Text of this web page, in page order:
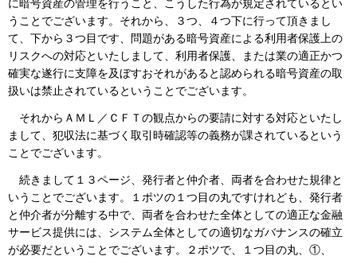
に暗号資産の管理を行うこと、こうした行為が規定されているとい
うことでございます。それから、３つ、４つ下に行って頂きまし
て、下から３つ目です、問題がある暗号資産による利用者保護上の
リスクへの対応といたしまして、利用者保護、または業の適正かつ
確実な遂行に支障を及ぼすおそれがあると認められる暗号資産の取
扱いは禁止されているということでございます。
それからＡＭＬ／ＣＦＴの観点からの要請に対する対応といたし
まして、犯収法に基づく取引時確認等の義務が課されているという
ことでございます。
続きまして１３ページ、発行者と仲介者、両者を合わせた規律と
いうことでございます。１ポツの１つ目の丸ですけれども、発行者
と仲介者が分離する中で、両者を合わせた全体としての適正な金融
サービス提供には、システム全体としての適切なガバナンスの確立
が必要だということでございます。２ポツで、１つ目の丸、①、